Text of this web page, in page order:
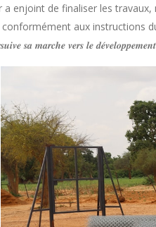
a enjoint de finaliser les
aux instructions du
𝒔𝒂 𝒎𝒂𝒓𝒄𝒉𝒆 𝒗𝒆𝒓𝒔 𝒍𝒆